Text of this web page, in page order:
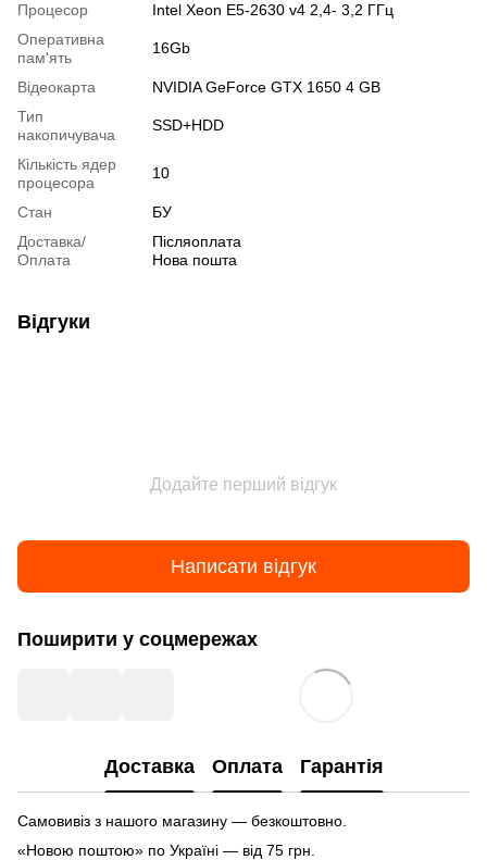
Процесор
Intel Xeon E5-2630 v4 2,4- 3,2 ГГц
Оперативна
пам'ять
16Gb
Відеокарта
NVIDIA GeForce GTX 1650 4 GB
Тип
накопичувача
SSD+HDD
Кількість ядер
процесора
10
Стан
БУ
Доставка/
Оплата
Післяоплата
Нова пошта
Відгуки
Додайте перший відгук
Написати відгук
Поширити у соцмережах
Доставка Оплата Гарантія
Самовивіз з нашого магазину — безкоштовно.
«Новою поштою» по Україні — від 75 грн.